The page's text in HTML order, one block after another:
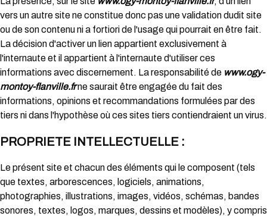
vers un autre site ne constitue donc pas une validation dudit site
ou de son contenu ni a fortiori de l'usage qui pourrait en être fait.
La décision d'activer un lien appartient exclusivement à
l'internaute et il appartient à l'internaute d'utiliser ces
informations avec discernement. La responsabilité de www.ogy-
montoy-flanville.frne saurait être engagée du fait des
informations, opinions et recommandations formulées par des
tiers ni dans l'hypothèse où ces sites tiers contiendraient un virus.
PROPRIETE INTELLECTUELLE :
Le présent site et chacun des éléments qui le composent (tels
que textes, arborescences, logiciels, animations,
photographies, illustrations, images, vidéos, schémas, bandes
sonores, textes, logos, marques, dessins et modèles), y compris